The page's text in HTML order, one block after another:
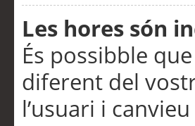
Les hores són
És possibble
diferent del
l’usuari i